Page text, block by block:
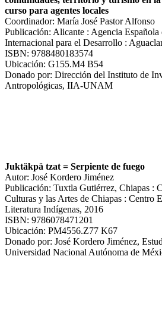
curso para agentes locales
Coordinador: María José Pastor Alfonso
Publicación: Alicante : Agencia Española
Internacional para el Desarrollo :
ISBN: 9788480183574
Ubicación: G155.M4 B54
Donado por: Dirección del Instituto de
Antropológicas, IIA-UNAM
Juktäkpä tzat = Serpiente de fuego
Autor: José Kordero Jiménez
Publicación: Tuxtla Gutiérrez, Chiapas :
Culturas y las Artes de Chiapas : Centro
Literatura Indígenas, 2016
ISBN: 9786078471201
Ubicación: PM4556.Z77 K67
Donado por: José Kordero Jiménez,
Universidad Nacional Autónoma de